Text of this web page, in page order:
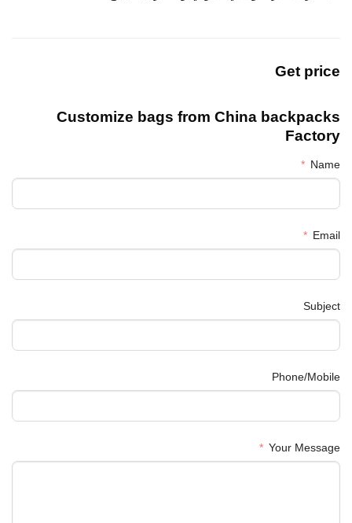
Get price
Customize bags from China backpacks
Factory
Name
Email
Subject
Phone/Mobile
Your Message